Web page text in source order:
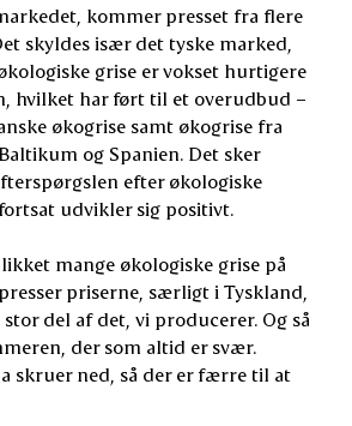
kommer presset fra flere
skyldes især det tyske marked,
grise er vokset hurtigere
hvilket har ført til et overudbud –
økogrise samt økogrise fra
og Spanien. Det sker
efter økologiske
udvikler sig positivt.
mange økologiske grise på
priserne, særligt i Tyskland,
del af det, vi producerer. Og så
der som altid er svær.
skruer ned, så der er færre til at